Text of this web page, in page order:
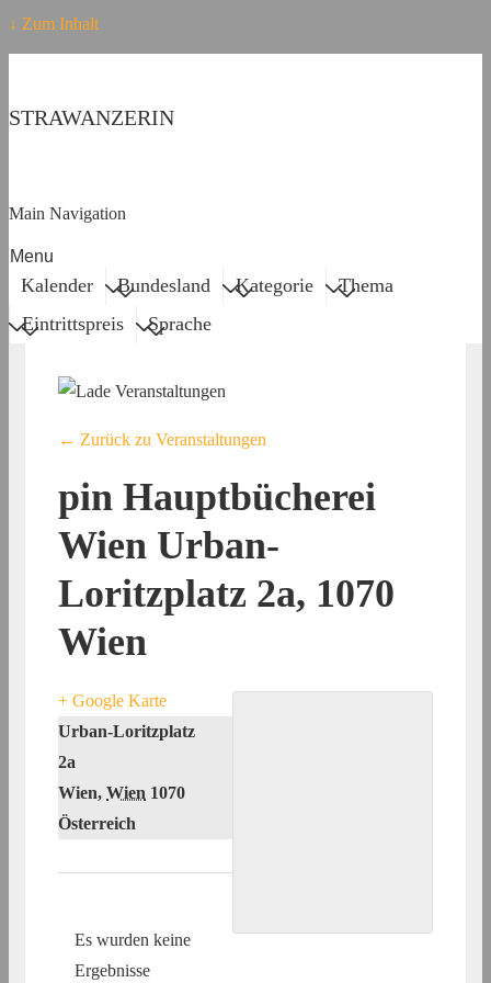
↓ Zum Inhalt
STRAWANZERIN
Main Navigation
Menu
Kalender Bundesland Kategorie
Thema
Eintrittspreis
Sprache
← Zurück zu Veranstaltungen
pin Hauptbücherei
Wien Urban-
Loritzplatz 2a, 1070
Wien
+ Google Karte
Urban-Loritzplatz
2a
Wien, Wien 1070
Österreich
Es wurden keine
Ergebnisse